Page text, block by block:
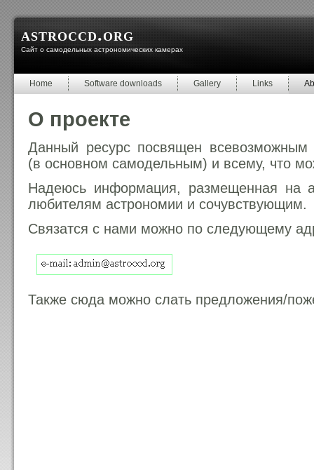
astroccd.org
Сайт о самодельных астрономических камерах
Home Software downloads Gallery Links
О проекте
Данный ресурс посвящен всевозможным
(в основном самодельным) и всему, что
Надеюсь информация, размещенная на
любителям астрономии и сочувствующим.
Связатся с нами можно по следующему
Также сюда можно слать предложения/